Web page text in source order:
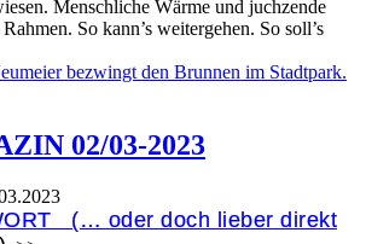
Menschliche Wärme und juchzende
So kann’s weitergehen. So soll’s
02/03-2023
(… oder doch lieber direkt